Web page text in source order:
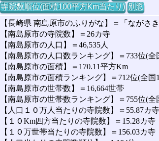
寺院数順位(面積100平方Km当たり) 別窓
【長崎県 南島原市のふりがな】＝「ながさ
【南島原市の寺院数】＝26カ寺
【南島原市の人口】＝46,535人
【南島原市の人口数ランキング】＝733位(
【南島原市の面積】＝170.11平方Km
【南島原市の面積ランキング】＝712位(全国
【南島原市の世帯数】＝16,664世帯
【南島原市の世帯数ランキング】＝755位(
【人口１０万人当たりの寺院数】＝55.87カ寺
【１０Km四方当たりの寺院数】＝15.28カ寺
【１０万世帯当たりの寺院数】＝156.03カ寺